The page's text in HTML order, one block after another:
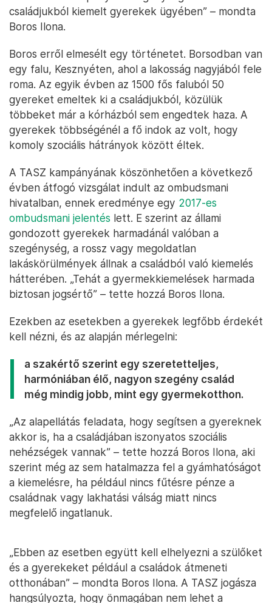
családjukból kiemelt gyerekek ügyében” – mondta
Boros Ilona.
Boros erről elmesélt egy történetet. Borsodban van
egy falu, Kesznyéten, ahol a lakosság nagyjából fele
roma. Az egyik évben az 1500 fős faluból 50
gyereket emeltek ki a családjukból, közülük
többeket már a kórházból sem engedtek haza. A
gyerekek többségénél a fő indok az volt, hogy
komoly szociális hátrányok között éltek.
A TASZ kampányának köszönhetően a következő
évben átfogó vizsgálat indult az ombudsmani
hivatalban, ennek eredménye egy 2017-es
ombudsmani jelentés lett. E szerint az állami
gondozott gyerekek harmadánál valóban a
szegénység, a rossz vagy megoldatlan
lakáskörülmények állnak a családból való kiemelés
hátterében. „Tehát a gyermekkiemelések harmada
biztosan jogsértő” – tette hozzá Boros Ilona.
Ezekben az esetekben a gyerekek legfőbb érdekét
kell nézni, és az alapján mérlegelni:
a szakértő szerint egy szeretetteljes,
harmóniában élő, nagyon szegény család
még mindig jobb, mint egy gyermekotthon.
„Az alapellátás feladata, hogy segítsen a gyereknek
akkor is, ha a családjában iszonyatos szociális
nehézségek vannak” – tette hozzá Boros Ilona, aki
szerint még az sem hatalmazza fel a gyámhatóságot
a kiemelésre, ha például nincs fűtésre pénze a
családnak vagy lakhatási válság miatt nincs
megfelelő ingatlanuk.
„Ebben az esetben együtt kell elhelyezni a szülőket
és a gyerekeket például a családok átmeneti
otthonában” – mondta Boros Ilona. A TASZ jogásza
hangsúlyozta, hogy önmagában nem lehet a